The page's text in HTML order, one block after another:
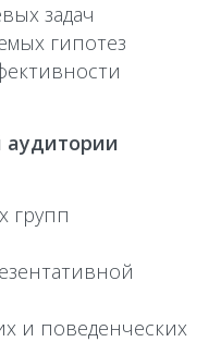
задач
гипотез
аудитории
групп
и поведенческих